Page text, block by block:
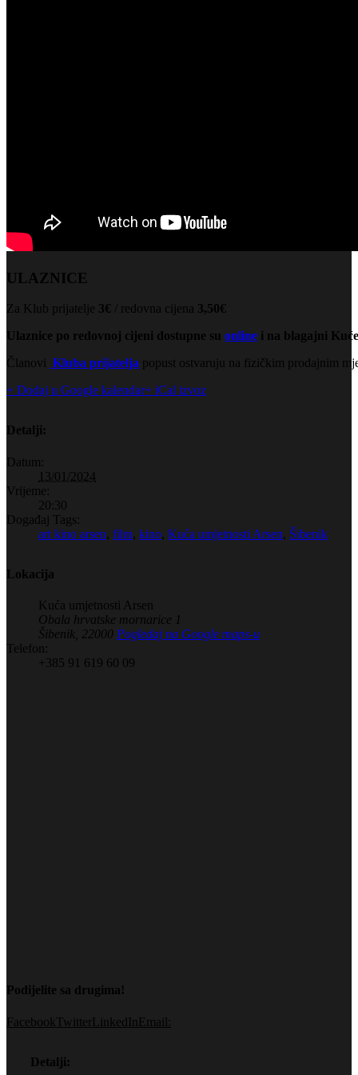
ULAZNICE
Za Klub prijatelje 3€ / redovna cijena 3,50€
Ulaznice po redovnoj cijeni dostupne su online i na blagajni
Članovi Kluba prijatelja popust ostvaruju na fizičkim prodajnim
+ Dodaj u Google kalendar+ iCal izvoz
Detalji:
Datum:
13/01/2024
Vrijeme:
20:30
Događaj Tags:
art kino arsen, film, kino, Kuća umjetnosti Arsen, Šibenik
Lokacija
Kuća umjetnosti Arsen
Obala hrvatske mornarice 1
Šibenik
22000 Pogledaj na Google maps-u
Telefon:
+385 91 619 60 09
Podijelite sa drugima!
Facebook TwitterLinkedInEmail:
Detalji: